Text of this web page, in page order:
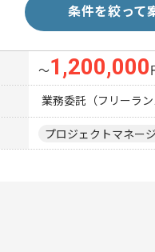
条件を絞って
〜1,200,000
業務委託（フリーラン
プロジェクトマネー